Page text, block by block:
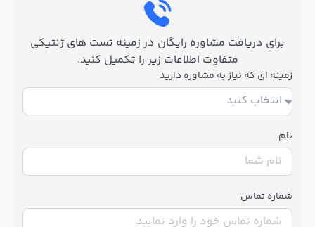
برای دریافت مشاوره رایگان در زمینه تست های ژنتیکی
متفاوت اطلاعات زیر را تکمیل کنید.
زمینه ای که نیاز به مشاوره دارید
نام
شماره تماس